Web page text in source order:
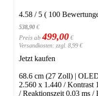
4.58 / 5 ( 100
538,90 €
Preis ab 499,00 €
Versandkosten: zzgl. 8,99 €
Jetzt kaufen
68.6 cm (27 Zoll) |
2.560 x 1.440 / Kontrast
/ Reaktionszeit 0.03 ms